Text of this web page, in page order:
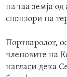
на таа земја
спонзори на
Портпаролот,
членовите на
нагласи дека